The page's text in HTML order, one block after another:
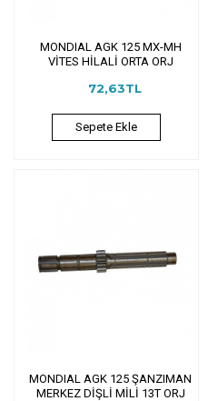
MONDIAL AGK 125 MX-MH
VİTES HİLALİ ORTA ORJ
72,63TL
Sepete Ekle
MONDIAL AGK 125 ŞANZIMAN
MERKEZ DİŞLİ MİLİ 13T ORJ